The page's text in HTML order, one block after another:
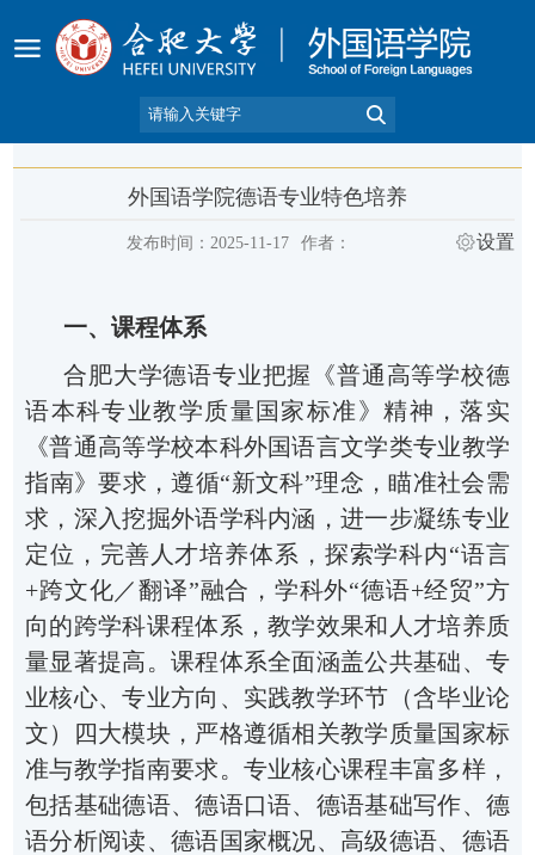
外国语学院德语专业特色培养
发布时间：2025-11-17 作者： 设置
一、课程体系
合肥大学德语专业把握《普通高等学校德
语本科专业教学质量国家标准》精神，落实
《普通高等学校本科外国语言文学类专业教学
指南》要求，遵循“新文科”理念，瞄准社会需
求，深入挖掘外语学科内涵，进一步凝练专业
定位，完善人才培养体系，探索学科内“语言
+跨文化／翻译”融合，学科外“德语+经贸”方
向的跨学科课程体系 ，教学效果和人才培养质
量显著提高。 课程体系全面涵盖公共基础、专
业核心、专业方向、实践教学环节（含毕业论
文）四大模块，严格遵循相关教学质量国家标
准与教学指南要求。专业核心课程丰富多样，
包括基础德语、德语口语、德语基础写作、德
语分析阅读、德语国家概况、高级德语、德语